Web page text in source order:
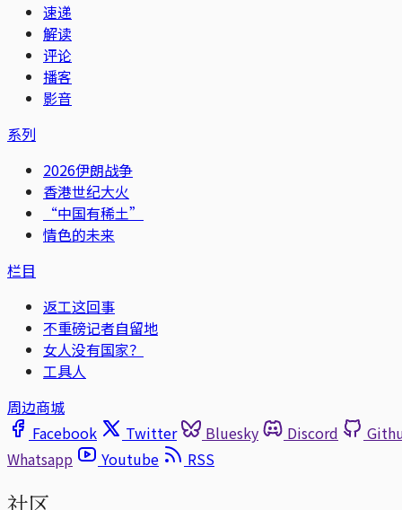
速递
解读
评论
播客
影音
系列
2026伊朗战争
香港世纪大火
“中国有稀土”
情色的未来
栏目
返工这回事
不重磅记者自留地
女人没有国家？
工具人
周边商城
Facebook
Twitter Bluesky Discord
Whatsapp
Youtube RSS
社区